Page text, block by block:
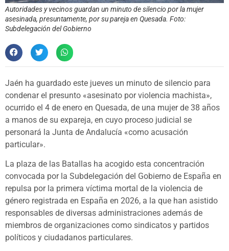
Autoridades y vecinos guardan un minuto de silencio por la mujer
asesinada, presuntamente, por su pareja en Quesada. Foto:
Subdelegación del Gobierno
Jaén ha guardado este jueves un minuto de silencio para
condenar el presunto «asesinato por violencia machista»,
ocurrido el 4 de enero en Quesada, de una mujer de 38 años
a manos de su expareja, en cuyo proceso judicial se
personará la Junta de Andalucía «como acusación
particular».
La plaza de las Batallas ha acogido esta concentración
convocada por la Subdelegación del Gobierno de España en
repulsa por la primera víctima mortal de la violencia de
género registrada en España en 2026, a la que han asistido
responsables de diversas administraciones además de
miembros de organizaciones como sindicatos y partidos
políticos y ciudadanos particulares.